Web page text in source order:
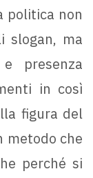
politica non
slogan, ma
presenza
in così
figura del
metodo che
perché si